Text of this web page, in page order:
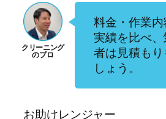
料金・作業内
実績を比べ
者は見積もり
しょう。
お助けレンジャー